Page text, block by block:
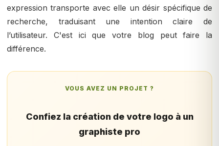
expression transporte avec elle un désir spécifique de
recherche, traduisant une intention claire de
l’utilisateur. C'est ici que votre blog peut faire la
différence.
VOUS AVEZ UN PROJET ?
Confiez la création de votre logo à un
graphiste pro